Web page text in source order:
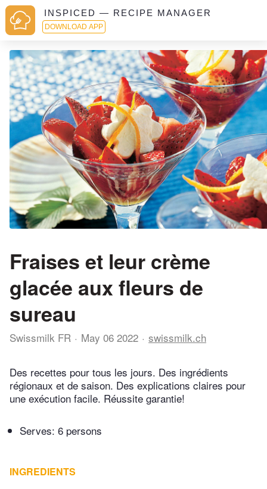
INSPICED — RECIPE MANAGER
DOWNLOAD APP
Fraises et leur crème
glacée aux fleurs de
sureau
Swissmilk FR May 06 2022 swissmilk.ch
Des recettes pour tous les jours. Des ingrédients
régionaux et de saison. Des explications claires pour
une exécution facile. Réussite garantie!
Serves: 6 persons
INGREDIENTS